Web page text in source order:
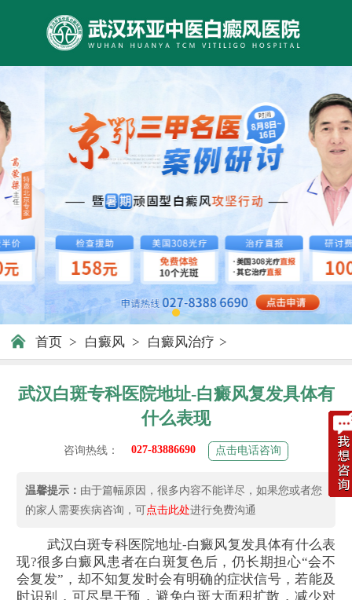
首页 > 白癜风 > 白癜风治疗 >
武汉白斑专科医院地址-白癜风复发具体有
什么表现
咨询热线： 027-83886690 点击电话咨询
温馨提示： 由于篇幅原因，很多内容不能详尽，如果您或者您
的家人需要疾病咨询，可点击此处进行免费沟通
武汉白斑专科医院地址-白癜风复发具体有什么表
现?很多白癜风患者在白斑复色后，仍长期担心“会不
会复发”，却不知复发时会有明确的症状信号，若能及
时识别，可尽早干预，避免白斑大面积扩散，减少对